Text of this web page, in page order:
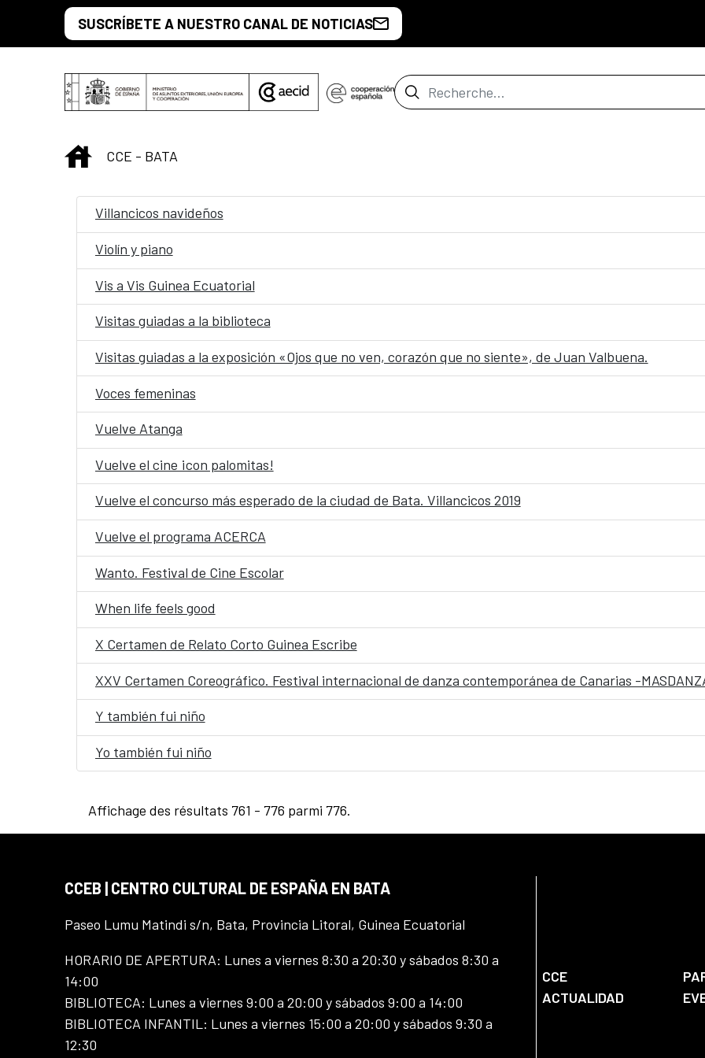
Saut au contenu principal
SUSCRÍBETE A NUESTRO CANAL DE NOTICIAS
Barre de recherche
INICIO
CCE - BATA
Villancicos navideños
Violín y piano
Vis a Vis Guinea Ecuatorial
Visitas guiadas a la biblioteca
Visitas guiadas a la exposición «Ojos que no ven, corazón que no siente», de Juan Valbuena.
Voces femeninas
Vuelve Atanga
Vuelve el cine ¡con palomitas!
Vuelve el concurso más esperado de la ciudad de Bata. Villancicos 2019
Vuelve el programa ACERCA
Wanto. Festival de Cine Escolar
When life feels good
X Certamen de Relato Corto Guinea Escribe
XXV Certamen Coreográfico. Festival internacional de danza contemporánea de Canarias -
Y también fui niño
Yo también fui niño
Affichage des résultats 761 - 776 parmi 776.
CCEB | CENTRO CULTURAL DE ESPAÑA EN BATA
Paseo Lumu Matindi s/n, Bata, Provincia Litoral, Guinea Ecuatorial
HORARIO DE APERTURA: Lunes a viernes 8:30 a 20:30 y sábados 8:30 a
14:00
BIBLIOTECA: Lunes a viernes 9:00 a 20:00 y sábados 9:00 a 14:00
BIBLIOTECA INFANTIL: Lunes a viernes 15:00 a 20:00 y sábados 9:30 a
12:30
CCE
ACTUALIDAD